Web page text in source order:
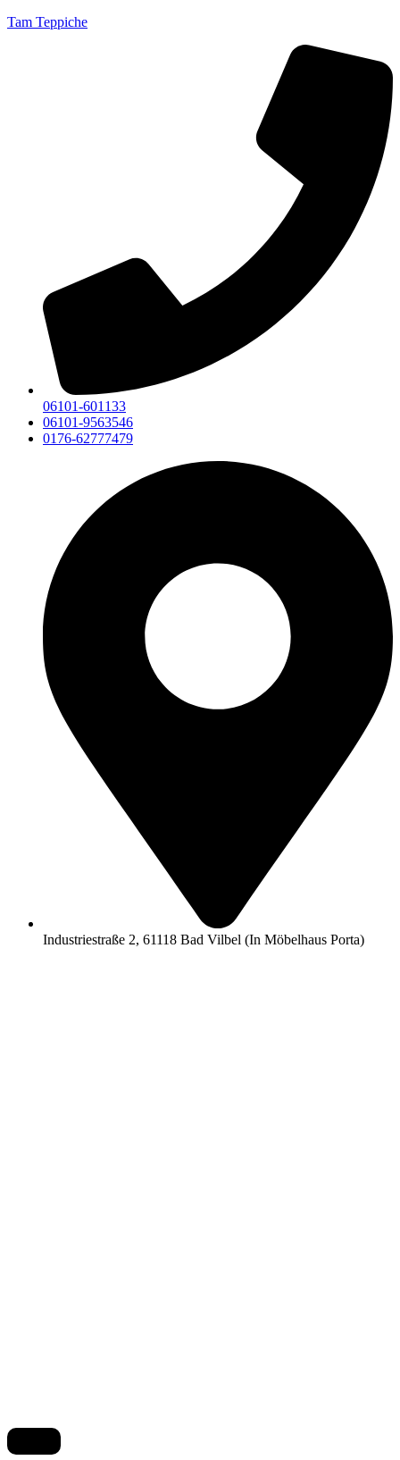
Tam Teppiche
06101-601133
06101-9563546
0176-62777479
Industriestraße 2, 61118 Bad Vilbel (In Möbelhaus Porta)